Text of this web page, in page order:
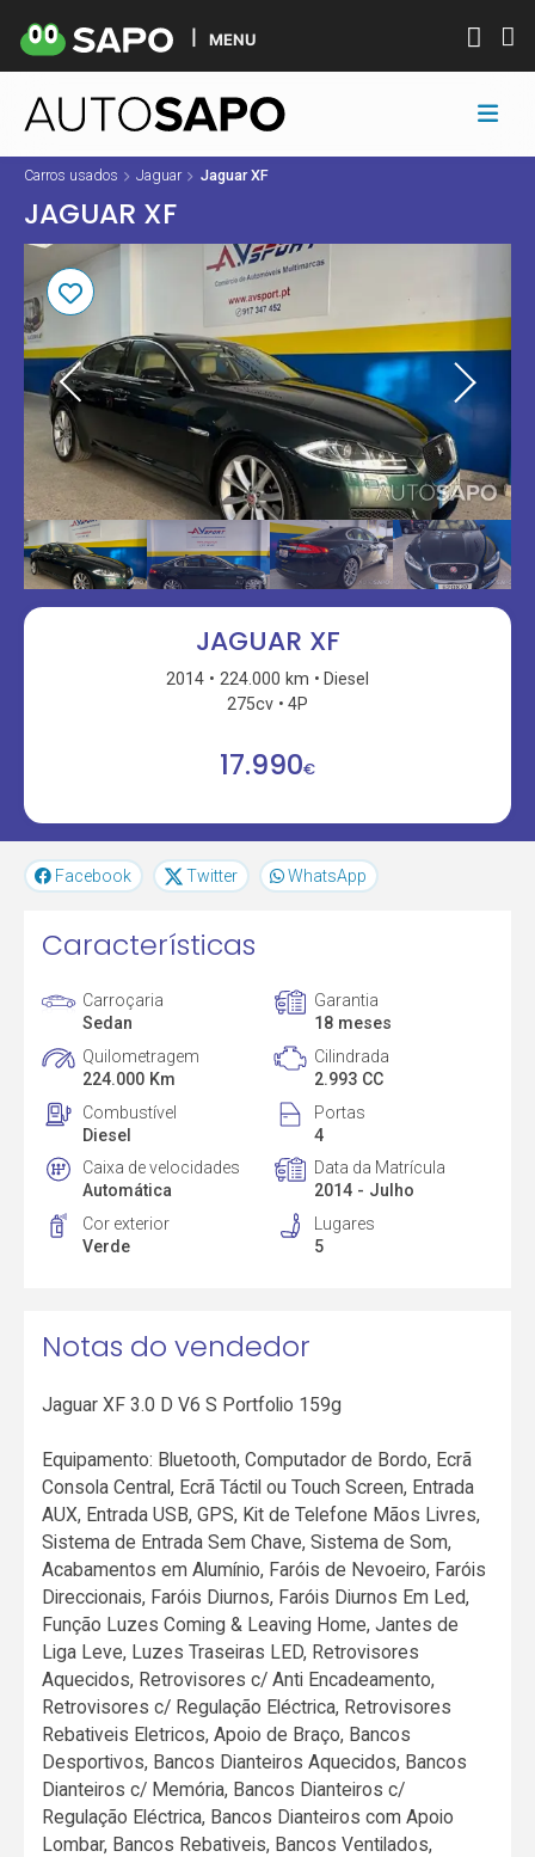
MENU
Carros usados Jaguar Jaguar XF
JAGUAR XF
JAGUAR XF
2014 224.000 km
Diesel
275cv
4P
17.990€
Facebook Twitter WhatsApp
Características
Carroçaria
Sedan
Garantia
18 meses
Quilometragem
224.000 Km
Cilindrada
2.993 CC
Combustível
Diesel
Portas
4
Caixa de velocidades
Automática
Data da Matrícula
2014 - Julho
Cor exterior
Verde
Lugares
5
Notas do vendedor
Jaguar XF 3.0 D V6 S Portfolio 159g
Equipamento: Bluetooth, Computador de Bordo, Ecrã
Consola Central, Ecrã Táctil ou Touch Screen, Entrada
AUX, Entrada USB, GPS, Kit de Telefone Mãos Livres,
Sistema de Entrada Sem Chave, Sistema de Som,
Acabamentos em Alumínio, Faróis de Nevoeiro, Faróis
Direccionais, Faróis Diurnos, Faróis Diurnos Em Led,
Função Luzes Coming & Leaving Home, Jantes de
Liga Leve, Luzes Traseiras LED, Retrovisores
Aquecidos, Retrovisores c/ Anti Encadeamento,
Retrovisores c/ Regulação Eléctrica, Retrovisores
Rebativeis Eletricos, Apoio de Braço, Bancos
Desportivos, Bancos Dianteiros Aquecidos, Bancos
Dianteiros c/ Memória, Bancos Dianteiros c/
Regulação Eléctrica, Bancos Dianteiros com Apoio
Lombar, Bancos Rebativeis, Bancos Ventilados,